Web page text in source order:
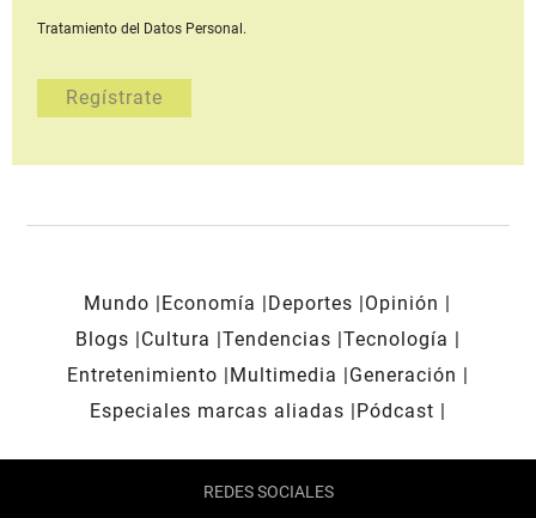
Tratamiento del Datos Personal.
Mundo Economía Deportes
Opinión
Blogs
Cultura Tendencias Tecnología
Entretenimiento
Multimedia
Generación
Especiales marcas aliadas
Pódcast
REDES SOCIALES